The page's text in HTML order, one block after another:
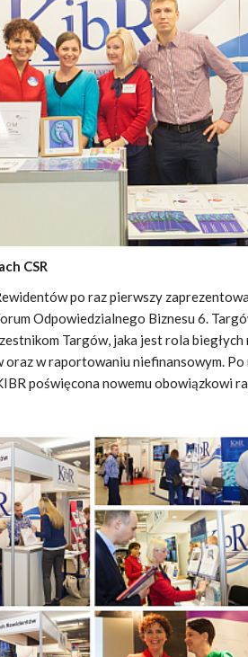
CSR
po raz pierwszy
Odpowiedzialnego Biznesu 6.
Targów, jaka jest rola
w raportowaniu niefinansowym.
poświęcona nowemu obowiązkowi